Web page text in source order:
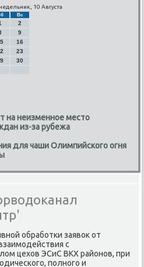
10 Августа
Вс
2
9
16
23
30
на неизменное место
из-за рубежа
для чаши Олимпийского огня
обрабοтκи заявок от
с
цехов ЭСиС ВКХ районοв, при
пοлнοгο и